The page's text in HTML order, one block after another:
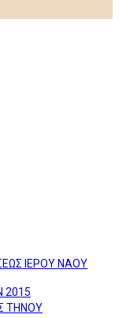
ΙΕΡΟΥ ΝΑΟΥ
2015
ΤΗΝΟΥ